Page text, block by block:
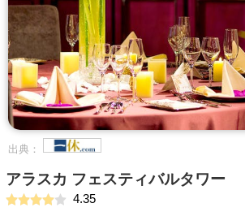
出典：
アラスカ フェスティバルタワー
4.35